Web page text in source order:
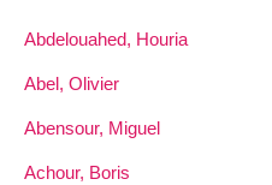
Abdelouahed, Houria
Abel, Olivier
Abensour, Miguel
Achour, Boris